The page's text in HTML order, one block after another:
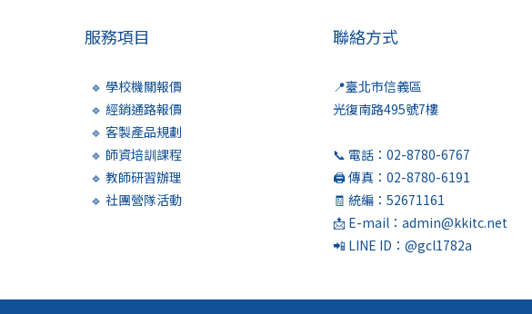
服務項目
🔹 學校機關報價
🔹 經銷通路報價
🔹 客製產品規劃
🔹 師資培訓課程
🔹 教師研習辦理
🔹 社團營隊活動
聯絡方式
📍臺北市信義區
光復南路495號7樓
📞 電話：02-8780-6767
🖨️ 傳真：02-8780-6191
🧾 統編：52671161
📩 E-mail：admin@kkitc.net
📲 LINE ID：@gcl1782a